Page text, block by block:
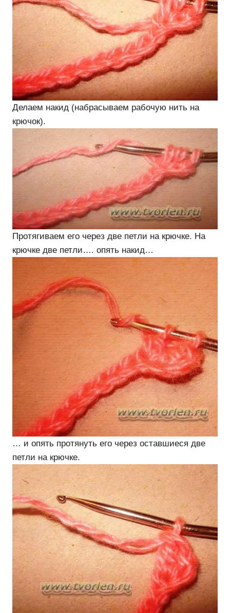
Делаем накид (набрасываем рабочую нить на
крючок).
Протягиваем его через две петли на крючке. На
крючке две петли…. опять накид…
… и опять протянуть его через оставшиеся две
петли на крючке.